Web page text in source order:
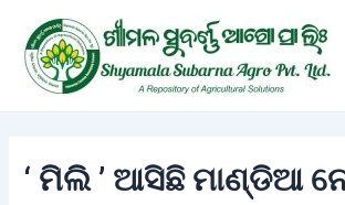
content
‘ ମିଲି ’ ଆସିଛି ମାଣ୍ଡିଆ
navigation